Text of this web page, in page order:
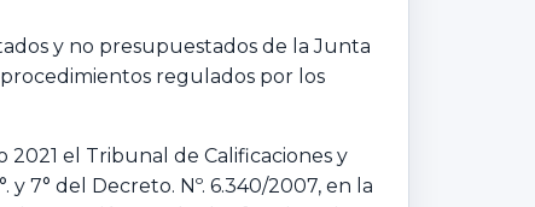
y no presupuestados de la Junta
regulados por los
el Tribunal de Calificaciones y
7° del Decreto. Nº. 6.340/2007, en la